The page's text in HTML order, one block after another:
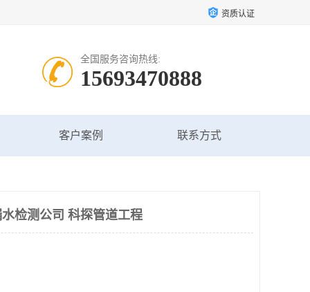
资质认证
全国服务咨询热线:
15693470888
客户案例 联系方式
检测公司 科探管道工程